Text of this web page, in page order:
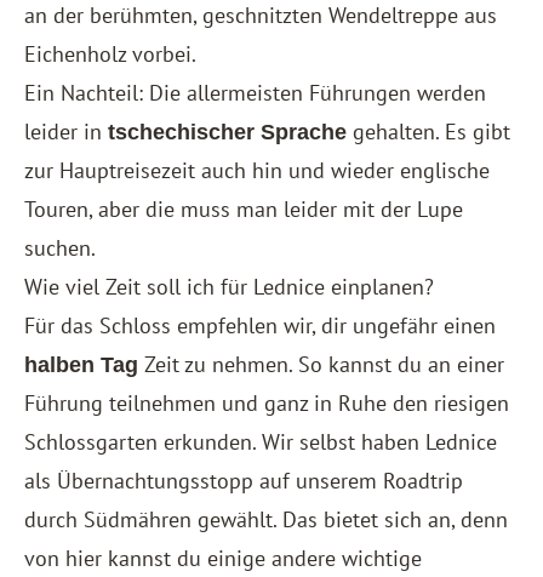
an der berühmten, geschnitzten Wendeltreppe aus
Eichenholz vorbei.
Ein Nachteil: Die allermeisten Führungen werden
leider in tschechischer Sprache gehalten. Es gibt
zur Hauptreisezeit auch hin und wieder englische
Touren, aber die muss man leider mit der Lupe
suchen.
Wie viel Zeit soll ich für Lednice einplanen?
Für das Schloss empfehlen wir, dir ungefähr einen
halben Tag Zeit zu nehmen. So kannst du an einer
Führung teilnehmen und ganz in Ruhe den riesigen
Schlossgarten erkunden. Wir selbst haben Lednice
als Übernachtungsstopp auf unserem Roadtrip
durch Südmähren gewählt. Das bietet sich an, denn
von hier kannst du einige andere wichtige